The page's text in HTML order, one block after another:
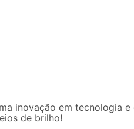
inovação em tecnologia
de brilho!